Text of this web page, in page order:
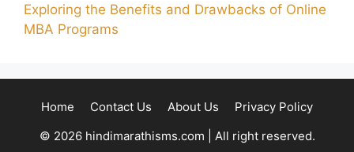
Exploring the Benefits and Drawbacks of Online
MBA Programs
Home Contact Us About Us
Privacy Policy
© 2026 hindimarathisms.com | All right reserved.